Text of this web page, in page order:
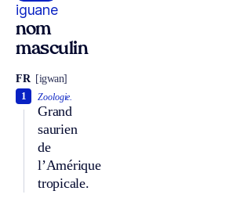
iguane
nom
masculin
FR [igwan]
Zoologie.
Grand
saurien
de
l’Amérique
tropicale.
1